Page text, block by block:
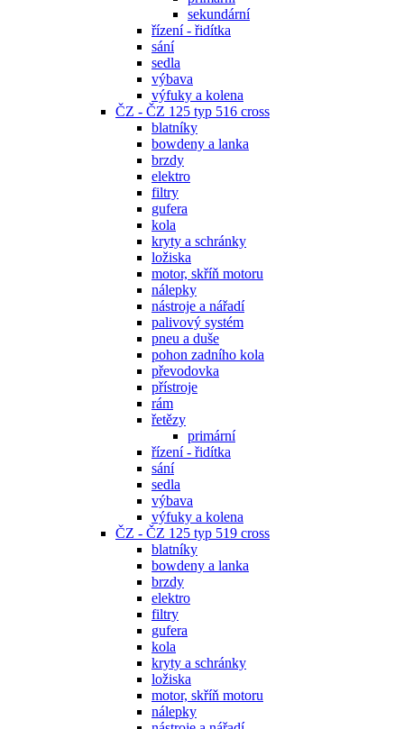
sekundární
řízení - řidítka
sání
sedla
výbava
výfuky a kolena
ČZ - ČZ 125 typ 516 cross
blatníky
bowdeny a lanka
brzdy
elektro
filtry
gufera
kola
kryty a schránky
ložiska
motor, skříň motoru
nálepky
nástroje a nářadí
palivový systém
pneu a duše
pohon zadního kola
převodovka
přístroje
rám
řetězy
primární
řízení - řidítka
sání
sedla
výbava
výfuky a kolena
ČZ - ČZ 125 typ 519 cross
blatníky
bowdeny a lanka
brzdy
elektro
filtry
gufera
kola
kryty a schránky
ložiska
motor, skříň motoru
nálepky